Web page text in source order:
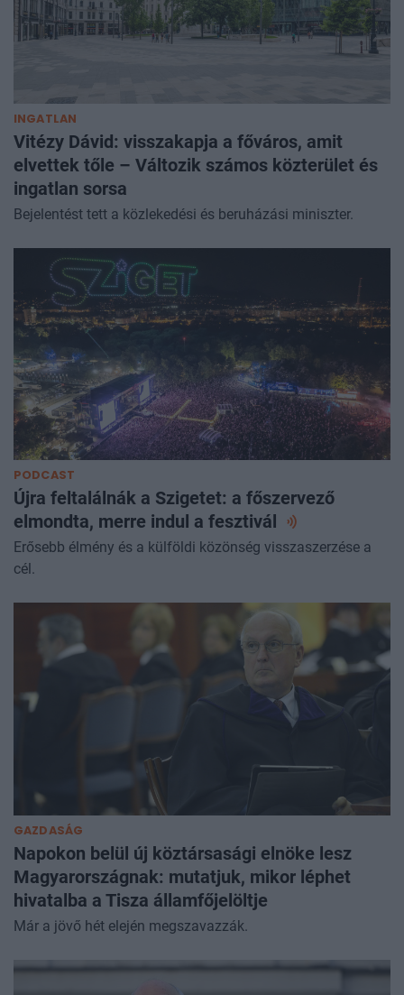
INGATLAN
Vitézy Dávid: visszakapja a főváros, amit
elvettek tőle – Változik számos közterület és
ingatlan sorsa
Bejelentést tett a közlekedési és beruházási miniszter.
PODCAST
Újra feltalálnák a Szigetet: a főszervező
elmondta, merre indul a fesztivál
Erősebb élmény és a külföldi közönség visszaszerzése a
cél.
GAZDASÁG
Napokon belül új köztársasági elnöke lesz
Magyarországnak: mutatjuk, mikor léphet
hivatalba a Tisza államfőjelöltje
Már a jövő hét elején megszavazzák.